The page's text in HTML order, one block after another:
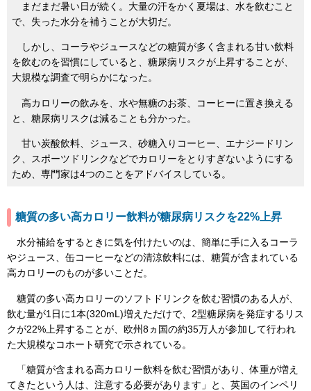
まだまだ暑い日が続く。大量の汗をかく夏場は、水を飲むこと
で、失った水分を補うことが大切だ。
しかし、コーラやジュースなどの糖質が多く含まれる甘い飲料
を飲むのを習慣にしていると、糖尿病リスクが上昇することが、
大規模な調査で明らかになった。
高カロリーの飲みを、水や無糖のお茶、コーヒーに置き換える
と、糖尿病リスクは減ることも分かった。
甘い炭酸飲料、ジュース、砂糖入りコーヒー、エナジードリン
ク、スポーツドリンクなどでカロリーをとりすぎないようにする
ため、専門家は4つのことをアドバイスしている。
糖質の多い高カロリー飲料が糖尿病リスクを22%上昇
水分補給をするときに気を付けたいのは、簡単に手に入るコーラ
やジュース、缶コーヒーなどの清涼飲料には、糖質が含まれている
高カロリーのものが多いことだ。
糖質の多い高カロリーのソフトドリンクを飲む習慣のある人が、
飲む量が1日に1本(320mL)増えただけで、2型糖尿病を発症するリス
クが22%上昇することが、欧州8ヵ国の約35万人が参加して行われ
た大規模なコホート研究で示されている。
「糖質が含まれる高カロリー飲料を飲む習慣があり、体重が増え
てきたという人は、注意する必要があります」と、英国のインペリ